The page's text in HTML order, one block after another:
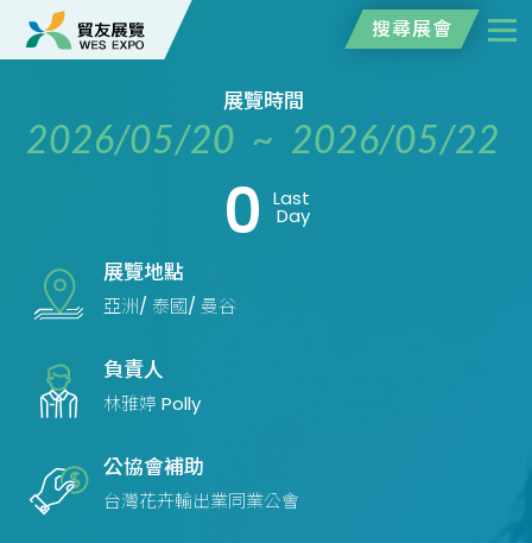
搜尋展會
展覽時間
2026/05/20 ~ 2026/05/22
0 Last
Day
展覽地點
亞洲/ 泰國/ 曼谷
負責人
林雅婷 Polly
公協會補助
台灣花卉輸出業同業公會